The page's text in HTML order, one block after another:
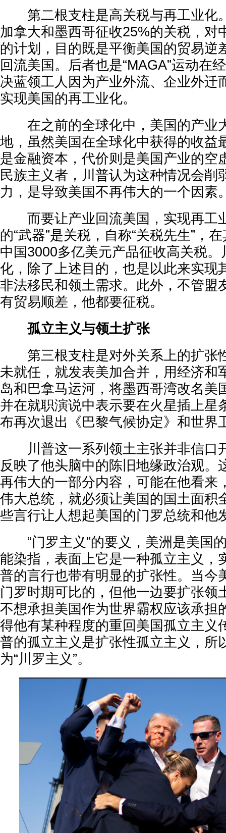
第二根支柱是高关税与再工业化
加拿大和墨西哥征收25%的关税，对
的计划，目的既是平衡美国的贸易逆
回流美国。后者也是“MAGA”运动在
决蓝领工人因为产业外流、企业外迁
实现美国的再工业化。
在之前的全球化中，美国的产业
地，虽然美国在全球化中获得的收益
是金融资本，代价则是美国产业的空
民族主义者，川普认为这种情况会削
力，是导致美国不再伟大的一个因素
而要让产业回流美国，实现再工
的“武器”是关税，自称“关税先生”，
中国3000多亿美元产品征收高关税
化，除了上述目的，也是以此来实现
非法移民和领土需求。此外，不管盟
有贸易顺差，他都要征税。
孤立主义与领土扩张
第三根支柱是对外关系上的扩张
未就任，就发表美加合并，用经济和
岛和巴拿马运河，将墨西哥湾改名美
并在就职演说中表示要在火星插上星
布再次退出《巴黎气候协定》和世界
川普这一系列领土主张并非信口
反映了他头脑中的陈旧地缘政治观。
再伟大的一部分内容，可能在他看来
伟大总统，就必须让美国的国土面积
些言行让人想起美国的门罗总统和他
“门罗主义”的要义，美洲是美国
能染指，表面上它是一种孤立主义，
普的言行也带有明显的扩张性。当今
门罗时期可比的，但他一边要扩张领
不想承担美国作为世界霸权应该承担
得他有某种程度的重回美国孤立主义
普的孤立主义是扩张性孤立主义，所
为“川罗主义”。